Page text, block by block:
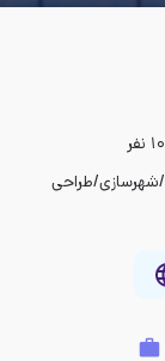
طراحی